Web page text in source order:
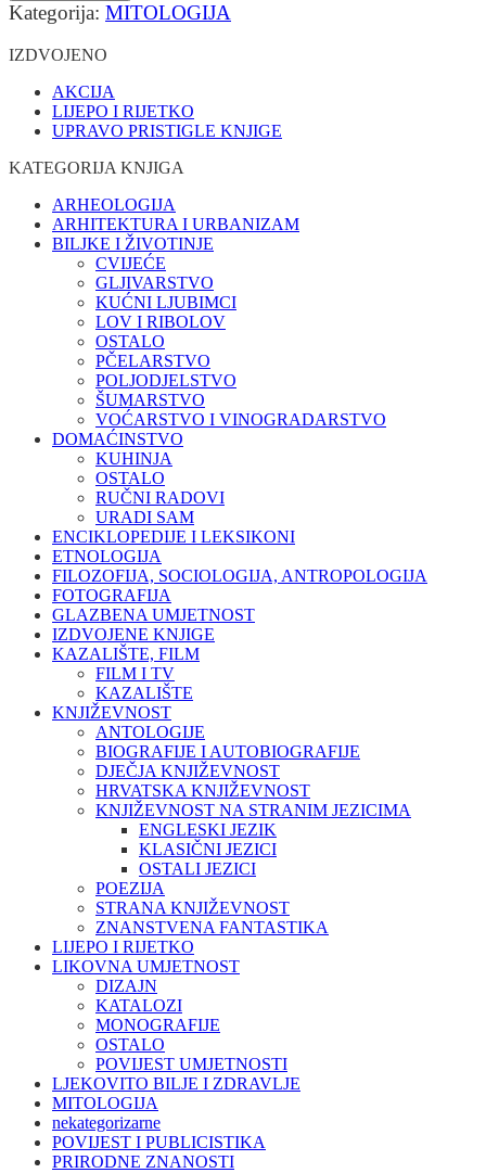
Kategorija: MITOLOGIJA
IZDVOJENO
AKCIJA
LIJEPO I RIJETKO
UPRAVO PRISTIGLE KNJIGE
KATEGORIJA KNJIGA
ARHEOLOGIJA
ARHITEKTURA I URBANIZAM
BILJKE I ŽIVOTINJE
CVIJEĆE
GLJIVARSTVO
KUĆNI LJUBIMCI
LOV I RIBOLOV
OSTALO
PČELARSTVO
POLJODJELSTVO
ŠUMARSTVO
VOĆARSTVO I VINOGRADARSTVO
DOMAĆINSTVO
KUHINJA
OSTALO
RUČNI RADOVI
URADI SAM
ENCIKLOPEDIJE I LEKSIKONI
ETNOLOGIJA
FILOZOFIJA, SOCIOLOGIJA, ANTROPOLOGIJA
FOTOGRAFIJA
GLAZBENA UMJETNOST
IZDVOJENE KNJIGE
KAZALIŠTE, FILM
FILM I TV
KAZALIŠTE
KNJIŽEVNOST
ANTOLOGIJE
BIOGRAFIJE I AUTOBIOGRAFIJE
DJEČJA KNJIŽEVNOST
HRVATSKA KNJIŽEVNOST
KNJIŽEVNOST NA STRANIM JEZICIMA
ENGLESKI JEZIK
KLASIČNI JEZICI
OSTALI JEZICI
POEZIJA
STRANA KNJIŽEVNOST
ZNANSTVENA FANTASTIKA
LIJEPO I RIJETKO
LIKOVNA UMJETNOST
DIZAJN
KATALOZI
MONOGRAFIJE
OSTALO
POVIJEST UMJETNOSTI
LJEKOVITO BILJE I ZDRAVLJE
MITOLOGIJA
nekategorizarne
POVIJEST I PUBLICISTIKA
PRIRODNE ZNANOSTI